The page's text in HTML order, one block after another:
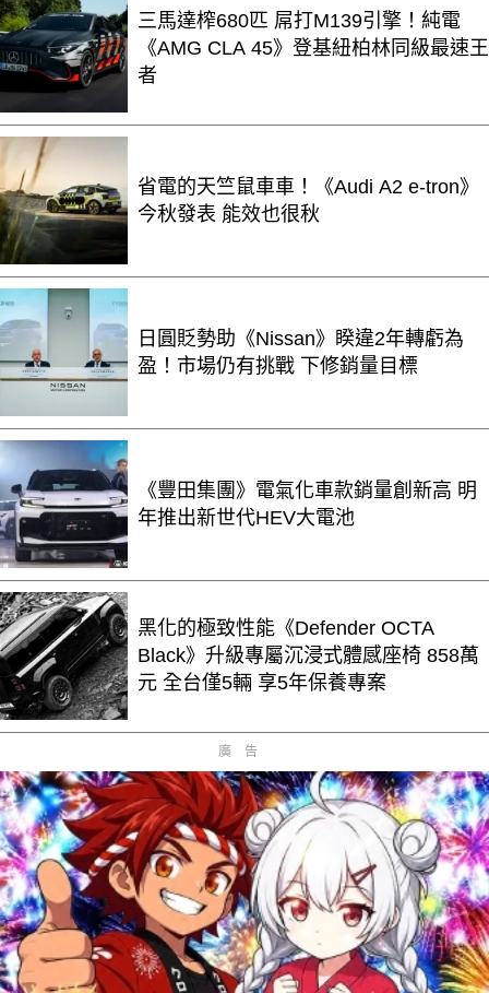
三馬達榨680匹 屌打M139引擎！純電
《AMG CLA 45》登基紐柏林同級最速王
者
省電的天竺鼠車車！《Audi A2 e-tron》
今秋發表 能效也很秋
日圓貶勢助《Nissan》睽違2年轉虧為
盈！市場仍有挑戰 下修銷量目標
《豐田集團》電氣化車款銷量創新高 明
年推出新世代HEV大電池
黑化的極致性能《Defender OCTA
Black》升級專屬沉浸式體感座椅 858萬
元 全台僅5輛 享5年保養專案
廣告